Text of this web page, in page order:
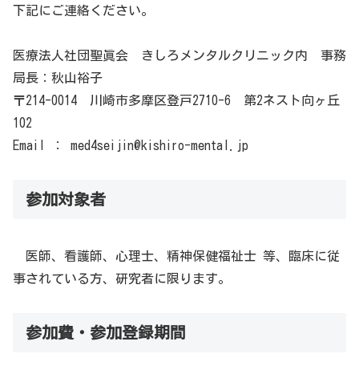
下記にご連絡ください。
医療法人社団聖眞会 きしろメンタルクリニック内 事務
局長：秋山裕子
〒214-0014 川崎市多摩区登戸2710-6 第2ネスト向ヶ丘
102
Email ： med4seijin@kishiro-mental.jp
参加対象者
医師、看護師、心理士、精神保健福祉士 等、臨床に従
事されている方、研究者に限ります。
参加費・参加登録期間